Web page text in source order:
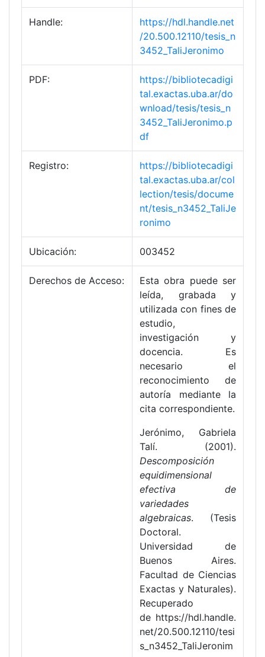
Handle:
https://hdl.handle.net
/20.500.12110/tesis_n
3452_TaliJeronimo
PDF:
https://bibliotecadigi
tal.exactas.uba.ar/do
wnload/tesis/tesis_n
3452_TaliJeronimo.p
df
Registro:
https://bibliotecadigi
tal.exactas.uba.ar/col
lection/tesis/docume
nt/tesis_n3452_TaliJe
ronimo
Ubicación: 003452
Derechos de Acceso:
Esta obra puede ser
leída, grabada y
utilizada con fines de
estudio,
investigación y
docencia. Es
necesario el
reconocimiento de
autoría mediante la
cita correspondiente.
Jerónimo, Gabriela
Talí. (2001).
Descomposición
equidimensional
efectiva de
variedades
algebraicas. (Tesis
Doctoral.
Universidad de
Buenos Aires.
Facultad de Ciencias
Exactas y Naturales).
Recuperado
de https://hdl.handle.
net/20.500.12110/tesi
s_n3452_TaliJeronim